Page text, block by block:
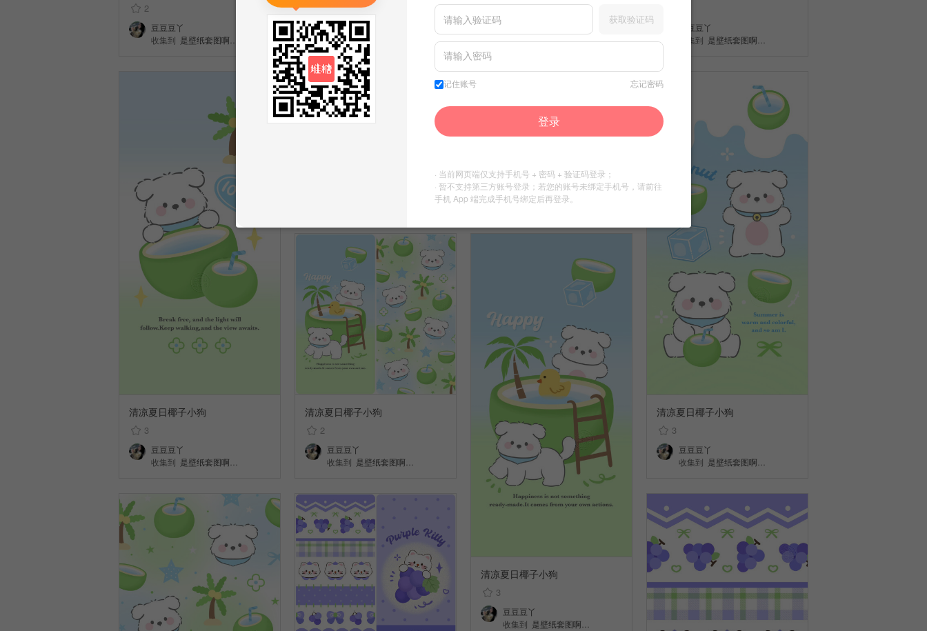
2
豆豆豆丫
收集到 是壁纸套图啊…
3
豆豆豆丫
收集到是壁纸套图啊…
豆豆豆丫
收集到 是壁纸套图啊…
清凉夏日椰子小狗
3
豆豆豆丫
收集到 是壁纸套图啊…
清凉夏日椰子小狗
3
豆豆豆丫
收集到 是壁纸套图啊…
清凉夏日椰子小狗
2
豆豆豆丫
收集到 是壁纸套图啊…
清凉夏日椰子小狗
3
豆豆豆丫
收集到 是壁纸套图啊…
获取验证码
记住账号 忘记密码
登录
· 当前网页端仅支持手机号 + 密码 + 验证码登录；
· 暂不支持第三方账号登录；若您的账号未绑定手机号，请前往
手机 App 端完成手机号绑定后再登录。